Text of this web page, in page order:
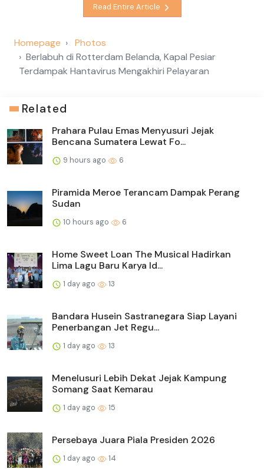
Read Entire Article
Homepage
Photos
Berlabuh di Rotterdam Belanda, Kapal Pesiar
Terdampak Hantavirus Mengakhiri Pelayaran
Related
Prahara Pulau Emas Menyusuri Jejak
Bencana Sumatera Lewat Fo...
9 hours ago 6
Piramida Meroe Terancam Dampak Perang
Sudan
10 hours ago 6
Home Sweet Loan The Musical Hadirkan
Lima Lagu Baru Karya Id...
1 day ago 13
Bandara Husein Sastranegara Siap Layani
Penerbangan Jet Regu...
1 day ago 13
Menelusuri Lebih Dekat Jejak Kampung
Somang Saat Kemarau
1 day ago 15
Persebaya Juara Piala Presiden 2026
1 day ago 14